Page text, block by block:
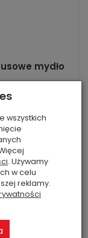
mydło
i ciało.
wszystkich
. Używamy
w celu
reklamy.